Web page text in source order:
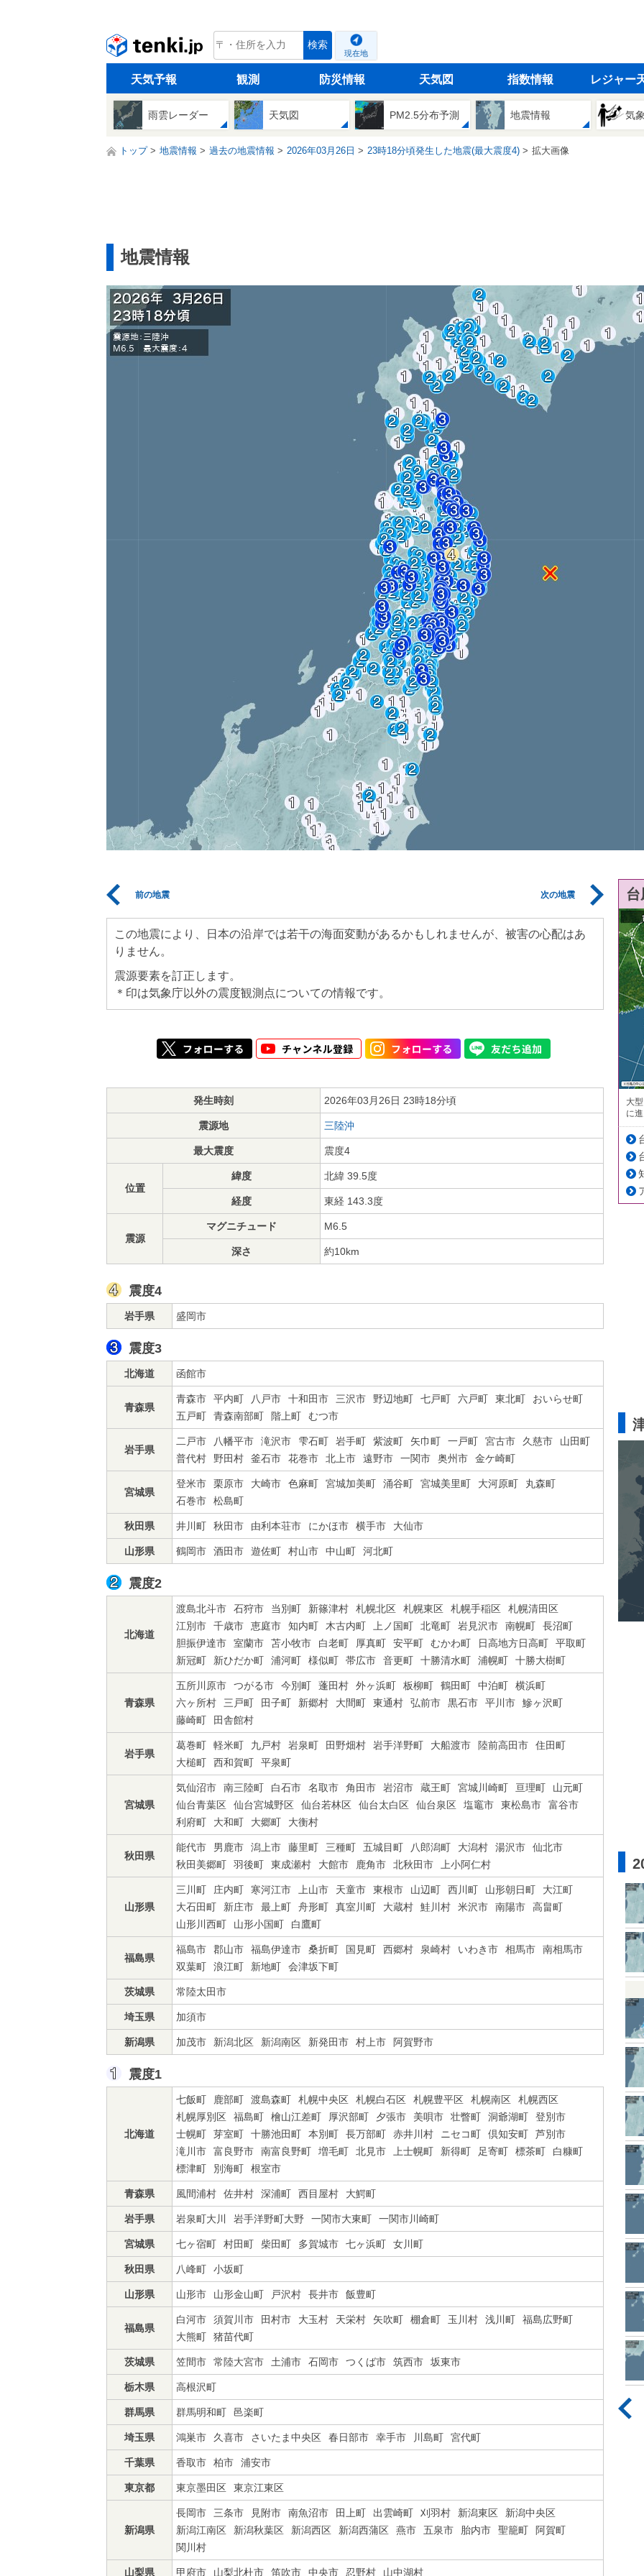
tenki.jp 検索
現在地
天気予報 観測 防災情報 天気図 指数情報 レジャー
雨雲レーダー 天気図 PM2.5分布予測 地震情報 気
トップ 地震情報 過去の地震情報 2026年03月26日 23時18分頃発生した地震(最大震度4) 拡大画像
地震情報
前の地震 次の地震
この地震により、日本の沿岸では若干の海面変動があるかもしれませんが、被害の心配はあ
りません。
震源要素を訂正します。
＊印は気象庁以外の震度観測点についての情報です。
発生時刻 2026年03月26日 23時18分頃
震源地 三陸沖
最大震度 震度4
位置
緯度 北緯 39.5度
経度 東経 143.3度
震源
マグニチュード M6.5
深さ 約10km
震度4
岩手県 盛岡市
震度3
北海道 函館市
青森県
青森市 平内町 八戸市 十和田市 三沢市 野辺地町 七戸町 六戸町 東北町
おいらせ町
五戸町
青森南部町 階上町 むつ市
岩手県
二戸市 八幡平市 滝沢市 雫石町 岩手町 紫波町 矢巾町 一戸町 宮古市 久慈市
山田町
普代村
野田村 釜石市 花巻市 北上市 遠野市 一関市 奥州市 金ケ崎町
宮城県
登米市 栗原市 大崎市 色麻町 宮城加美町 涌谷町 宮城美里町 大河原町
丸森町
石巻市
松島町
秋田県 井川町 秋田市 由利本荘市 にかほ市 横手市 大仙市
山形県 鶴岡市 酒田市 遊佐町 村山市 中山町 河北町
震度2
北海道
渡島北斗市 石狩市 当別町 新篠津村 札幌北区 札幌東区 札幌手稲区
札幌清田区
江別市
千歳市 恵庭市 知内町 木古内町 上ノ国町 北竜町 岩見沢市 南幌町
長沼町
胆振伊達市
室蘭市 苫小牧市 白老町 厚真町 安平町 むかわ町 日高地方日高町
平取町
新冠町
新ひだか町 浦河町 様似町 帯広市 音更町 十勝清水町 浦幌町 十勝大樹町
青森県
五所川原市 つがる市 今別町 蓬田村 外ヶ浜町 板柳町 鶴田町 中泊町
横浜町
六ヶ所村
三戸町 田子町 新郷村 大間町 東通村 弘前市 黒石市 平川市
鰺ヶ沢町
藤崎町
田舎館村
岩手県
葛巻町 軽米町 九戸村 岩泉町 田野畑村 岩手洋野町 大船渡市 陸前高田市
住田町
大槌町
西和賀町 平泉町
宮城県
気仙沼市 南三陸町 白石市 名取市 角田市 岩沼市 蔵王町 宮城川崎町 亘理町
山元町
仙台青葉区
仙台宮城野区 仙台若林区 仙台太白区 仙台泉区 塩竈市 東松島市
富谷市
利府町
大和町 大郷町 大衡村
秋田県
能代市 男鹿市 潟上市 藤里町 三種町 五城目町 八郎潟町 大潟村 湯沢市
仙北市
秋田美郷町
羽後町 東成瀬村 大館市 鹿角市 北秋田市 上小阿仁村
山形県
三川町 庄内町 寒河江市 上山市 天童市 東根市 山辺町 西川町 山形朝日町
大江町
大石田町
新庄市 最上町 舟形町 真室川町 大蔵村 鮭川村 米沢市 南陽市
高畠町
山形川西町
山形小国町 白鷹町
福島県
福島市 郡山市 福島伊達市 桑折町 国見町 西郷村 泉崎村 いわき市 相馬市
南相馬市
双葉町
浪江町 新地町 会津坂下町
茨城県 常陸太田市
埼玉県 加須市
新潟県 加茂市 新潟北区 新潟南区 新発田市 村上市 阿賀野市
震度1
北海道
七飯町 鹿部町 渡島森町 札幌中央区 札幌白石区 札幌豊平区 札幌南区
札幌西区
札幌厚別区
福島町 檜山江差町 厚沢部町 夕張市 美唄市 壮瞥町 洞爺湖町
登別市
士幌町
芽室町 十勝池田町 本別町 長万部町 赤井川村 ニセコ町 倶知安町
芦別市
滝川市
富良野市 南富良野町 増毛町 北見市 上士幌町 新得町 足寄町 標茶町
白糠町
標津町
別海町 根室市
青森県 風間浦村 佐井村 深浦町 西目屋村 大鰐町
岩手県 岩泉町大川 岩手洋野町大野 一関市大東町 一関市川崎町
宮城県 七ヶ宿町 村田町 柴田町 多賀城市 七ヶ浜町 女川町
秋田県 八峰町 小坂町
山形県 山形市 山形金山町 戸沢村 長井市 飯豊町
福島県
白河市 須賀川市 田村市 大玉村 天栄村 矢吹町 棚倉町 玉川村 浅川町
福島広野町
大熊町
猪苗代町
茨城県 笠間市 常陸大宮市 土浦市 石岡市 つくば市 筑西市 坂東市
栃木県 高根沢町
群馬県 群馬明和町 邑楽町
埼玉県 鴻巣市 久喜市 さいたま中央区 春日部市 幸手市 川島町 宮代町
千葉県 香取市 柏市 浦安市
東京都 東京墨田区 東京江東区
新潟県
長岡市 三条市 見附市 南魚沼市 田上町 出雲崎町 刈羽村 新潟東区
新潟中央区
新潟江南区
新潟秋葉区 新潟西区 新潟西蒲区 燕市 五泉市 胎内市 聖籠町
阿賀町
関川村
山梨県 甲府市 山梨北杜市 笛吹市 中央市 忍野村 山中湖村
大
に